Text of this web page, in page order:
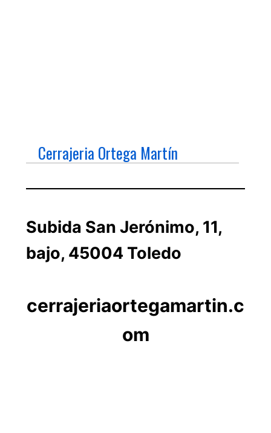
Cerrajeria Ortega Martín
Subida San Jerónimo, 11,
bajo, 45004 Toledo
cerrajeriaortegamartin.c
om